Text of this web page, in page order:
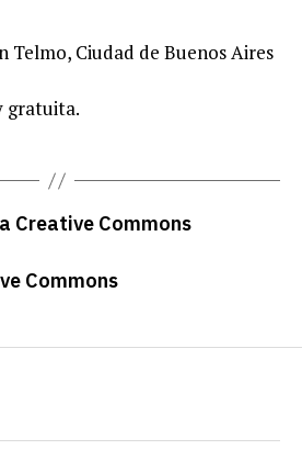
Telmo, Ciudad de Buenos Aires
gratuita.
Creative Commons
Commons